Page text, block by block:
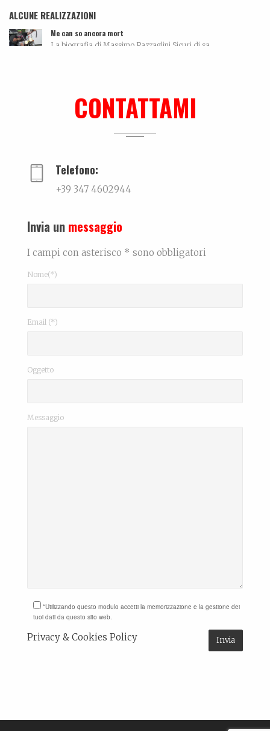
ALCUNE REALIZZAZIONI
Me can so ancora mort
La biografia di Massimo Pazzaglini Sicuri di sa...
Quando l’essere ripetitivo, quasi ossessivo, si...
CONTATTAMI
Telefono:
+39 347 4602944
Invia un messaggio
I campi con asterisco * sono obbligatori
Nome(*)
Email (*)
Oggetto
Messaggio
*Utilizzando questo modulo accetti la memorizzazione e la gestione dei
tuoi dati da questo sito web.
Privacy & Cookies Policy